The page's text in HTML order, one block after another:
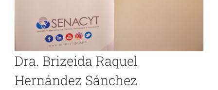
Dra. Brizeida Raquel
Hernández Sánchez